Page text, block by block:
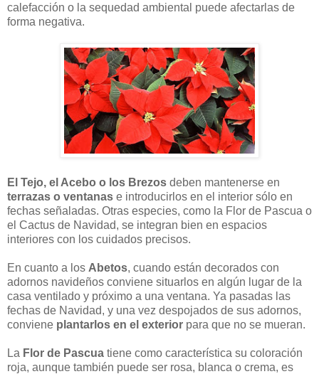
calefacción o la sequedad ambiental puede afectarlas de
forma negativa.
El Tejo, el Acebo o los Brezos deben mantenerse en
terrazas o ventanas e introducirlos en el interior sólo en
fechas señaladas. Otras especies, como la Flor de Pascua o
el Cactus de Navidad, se integran bien en espacios
interiores con los cuidados precisos.
En cuanto a los Abetos, cuando están decorados con
adornos navideños conviene situarlos en algún lugar de la
casa ventilado y próximo a una ventana. Ya pasadas las
fechas de Navidad, y una vez despojados de sus adornos,
conviene plantarlos en el exterior para que no se mueran.
La Flor de Pascua tiene como característica su coloración
roja, aunque también puede ser rosa, blanca o crema, es